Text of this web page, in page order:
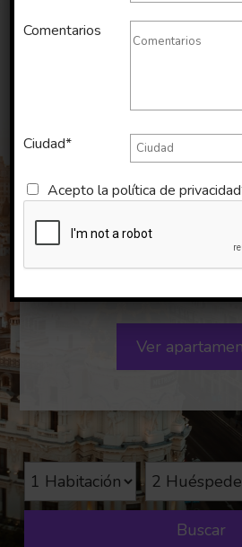
para
en La
Ver
Buscar
Comentarios
Ciudad*
Acepto lapolítica de